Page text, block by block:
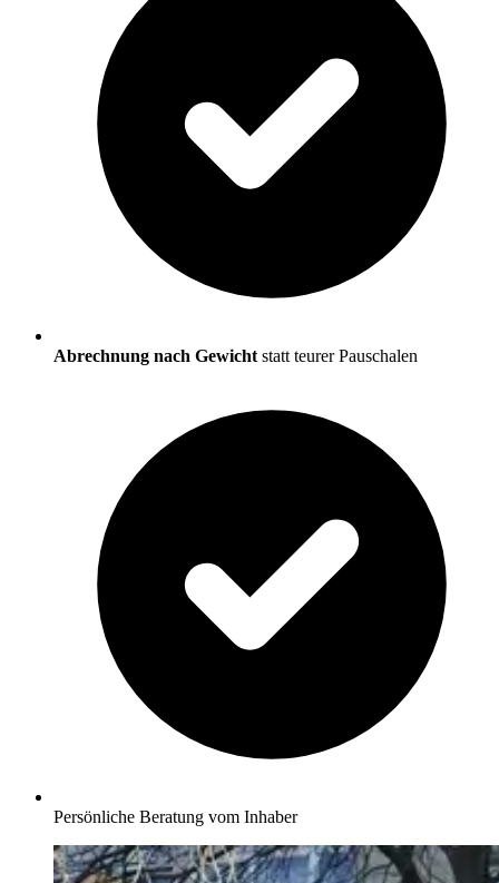
Abrechnung nach Gewicht statt teurer Pauschalen
Persönliche Beratung vom Inhaber